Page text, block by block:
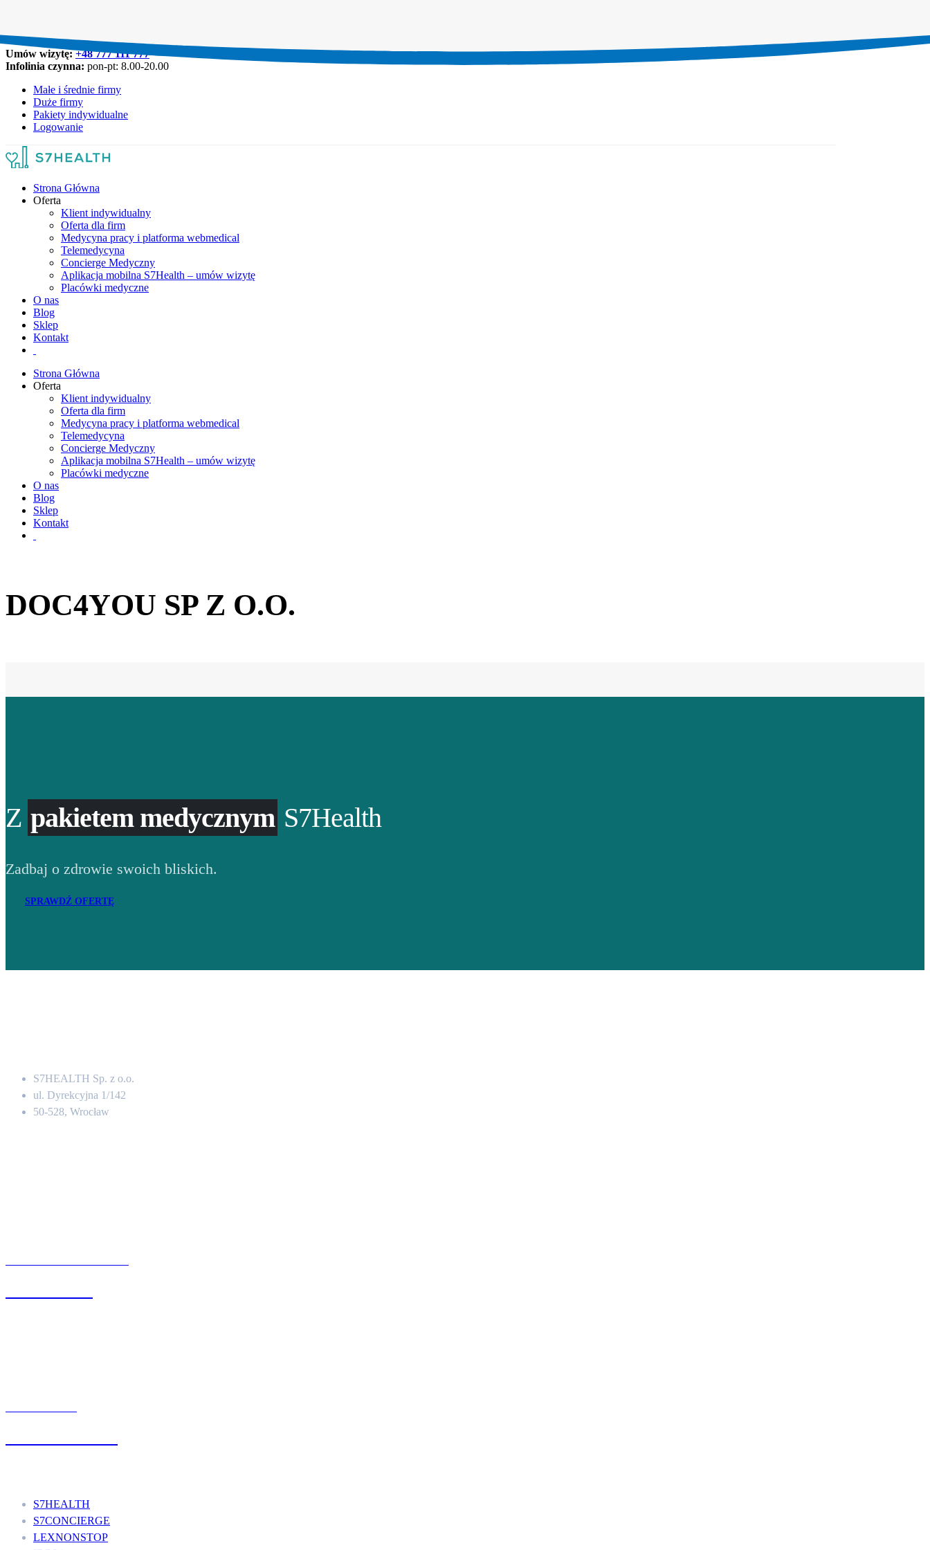
Umów wizytę:+48 777 111 777
Infolinia czynna: pon-pt: 8.00-20.00
Małe i średnie firmy
Duże firmy
Pakiety indywidualne
Logowanie
Strona Główna
Oferta
Klient indywidualny
Oferta dla firm
Medycyna pracy i platforma webmedical
Telemedycyna
Concierge Medyczny
Aplikacja mobilna S7Health – umów wizytę
Placówki medyczne
O nas
Blog
Sklep
Kontakt
Strona Główna
Oferta
Klient indywidualny
Oferta dla firm
Medycyna pracy i platforma webmedical
Telemedycyna
Concierge Medyczny
Aplikacja mobilna S7Health – umów wizytę
Placówki medyczne
O nas
Blog
Sklep
Kontakt
DOC4YOU SP Z O.O.
Z pakietem medycznym S7Health
Zadbaj o zdrowie swoich bliskich.
SPRAWDŹ OFERTĘ
S7HEALTH Sp. z o.o.
ul. Dyrekcyjna 1/142
50-528, Wrocław
S7HEALTH
S7CONCIERGE
LEXNONSTOP